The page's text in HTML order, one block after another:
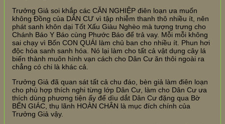
Trưởng Giả soi khắp các CĂN NGHIỆP điên loạn ưa muốn
không Đồng của DÂN CƯ vì tập nhiễm thanh thô nhiều ít, nên
phát sanh khôn dại Tốt Xấu Giàu Nghèo mà tượng trưng cho
Chánh Báo Y Báo cùng Phước Báo để trả vay. Mỗi mỗi không
sai chạy vì Bốn CON QUÁI làm chủ ban cho nhiều ít. Phun hơi
độc hóa sanh sanh hóa. Nó lại làm cho tất cả vật dụng cây lá
biến thành muôn hình vạn cách cho Dân Cư ăn thôi ngoài ra
chẳng có chi là khác cả.
Trưởng Giả đã quan sát tất cả chu đáo, bèn giả làm điên loạn
cho phù hợp thích nghi từng lớp Dân Cư, làm cho Dân Cư ưa
thích dùng phương tiện ấy để dìu dắt Dân Cư đặng qua Bờ
BẾN GIÁC, thụ lãnh HOÀN CHÂN là mục đích chính của
Trưởng Giả vậy.